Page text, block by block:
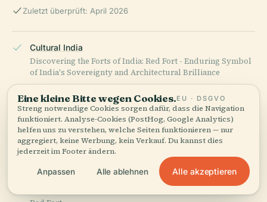
Zuletzt überprüft: April 2026
Cultural India
Discovering the Forts of India: Red Fort - Enduring Symbol
of India's Sovereignty and Architectural Brilliance
Indian Culture
Discovering the Forts of India: Red Fort - Enduring Symbol
of India's Sovereignty and Architectural Brilliance
Eine kleine Bitte wegen Cookies.EU · DSGVO
Streng notwendige Cookies sorgen dafür, dass die Navigation
funktioniert. Analyse-Cookies (PostHog, Google Analytics)
helfen uns zu verstehen, welche Seiten funktionieren — nur
aggregiert, keine Werbung, kein Verkauf. Du kannst dies
jederzeit im Footer ändern.
Anpassen Alle ablehnen Alle akzeptieren